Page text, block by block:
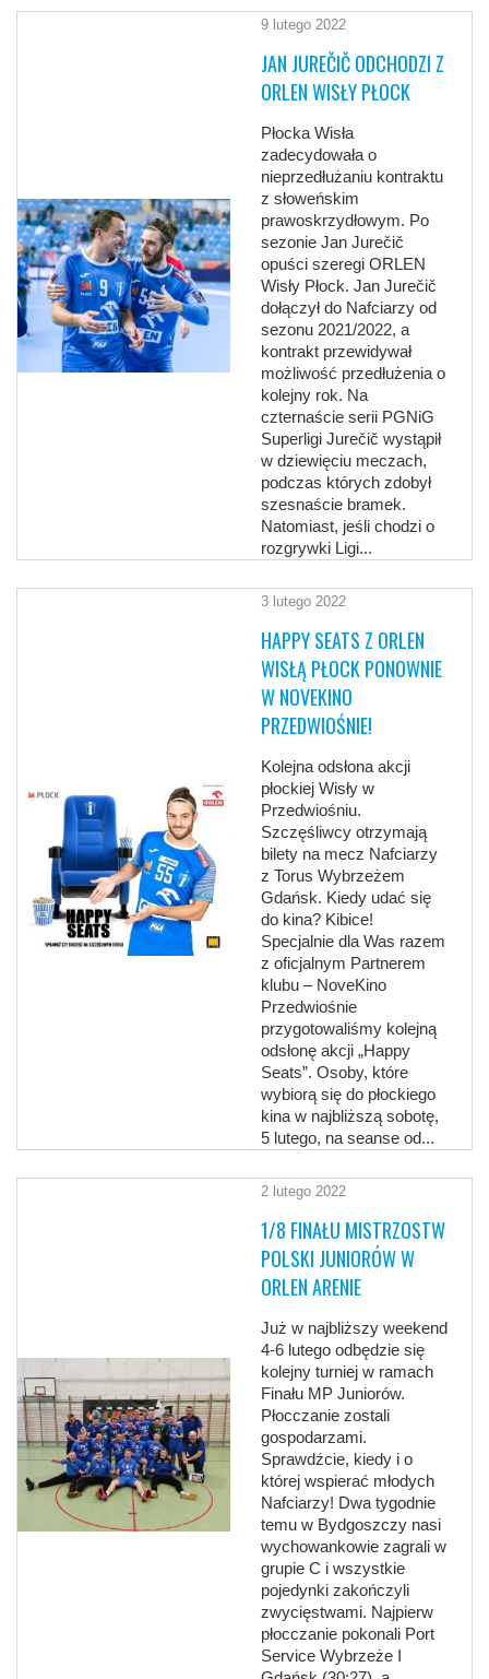
9 lutego 2022
JAN JUREČIČ ODCHODZI Z
ORLEN WISŁY PŁOCK
Płocka Wisła
zadecydowała o
nieprzedłużaniu kontraktu
z słoweńskim
prawoskrzydłowym. Po
sezonie Jan Jurečič
opuści szeregi ORLEN
Wisły Płock. Jan Jurečič
dołączył do Nafciarzy od
sezonu 2021/2022, a
kontrakt przewidywał
możliwość przedłużenia o
kolejny rok. Na
czternaście serii PGNiG
Superligi Jurečič wystąpił
w dziewięciu meczach,
podczas których zdobył
szesnaście bramek.
Natomiast, jeśli chodzi o
rozgrywki Ligi...
3 lutego 2022
HAPPY SEATS Z ORLEN
WISŁĄ PŁOCK PONOWNIE
W NOVEKINO
PRZEDWIOŚNIE!
Kolejna odsłona akcji
płockiej Wisły w
Przedwiośniu.
Szczęśliwcy otrzymają
bilety na mecz Nafciarzy
z Torus Wybrzeżem
Gdańsk. Kiedy udać się
do kina? Kibice!
Specjalnie dla Was razem
z oficjalnym Partnerem
klubu – NoveKino
Przedwiośnie
przygotowaliśmy kolejną
odsłonę akcji „Happy
Seats”. Osoby, które
wybiorą się do płockiego
kina w najbliższą sobotę,
5 lutego, na seanse od...
2 lutego 2022
1/8 FINAŁU MISTRZOSTW
POLSKI JUNIORÓW W
ORLEN ARENIE
Już w najbliższy weekend
4-6 lutego odbędzie się
kolejny turniej w ramach
Finału MP Juniorów.
Płocczanie zostali
gospodarzami.
Sprawdźcie, kiedy i o
której wspierać młodych
Nafciarzy! Dwa tygodnie
temu w Bydgoszczy nasi
wychowankowie zagrali w
grupie C i wszystkie
pojedynki zakończyli
zwycięstwami. Najpierw
płocczanie pokonali Port
Service Wybrzeże I